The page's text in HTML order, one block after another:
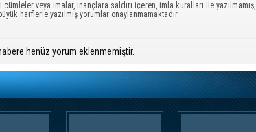
veya imalar, inançlara saldırı içeren, imla kuralları ile yazılmamış,
harflerle yazılmış yorumlar onaylanmamaktadır.
henüz yorum eklenmemiştir.